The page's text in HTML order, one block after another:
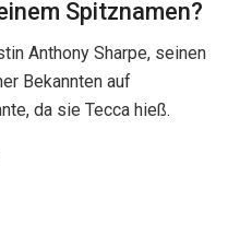
Spitznamen?
Anthony Sharpe, seinen
Bekannten auf
da sie Tecca hieß.